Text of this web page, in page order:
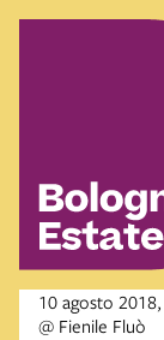
10 agosto
@ Fienile Fluò